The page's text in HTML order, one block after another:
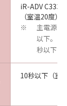
iR-ADV
（室温20度）
※
主電源立
以下。タ
秒以下で
10秒以下（室